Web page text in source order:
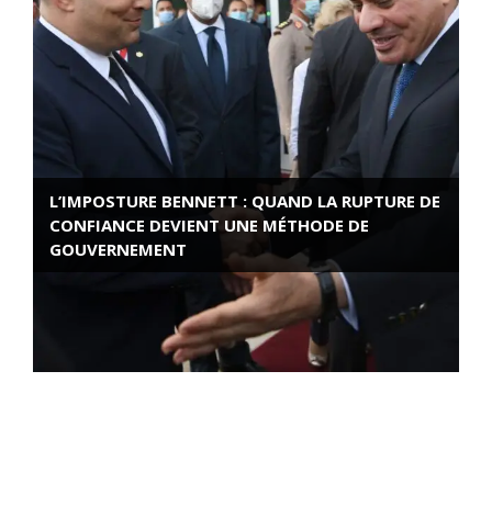
L’IMPOSTURE BENNETT : QUAND LA RUPTURE DE
CONFIANCE DEVIENT UNE MÉTHODE DE
GOUVERNEMENT
ROSE VALLAND, HEROÏNE DE LA RESISTANCE